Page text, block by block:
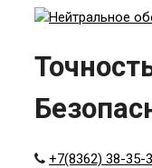
content
+7(8362) 38-35-